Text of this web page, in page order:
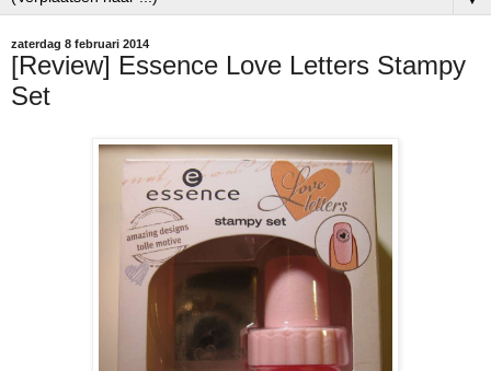
zaterdag 8 februari 2014
[Review] Essence Love Letters Stampy
Set